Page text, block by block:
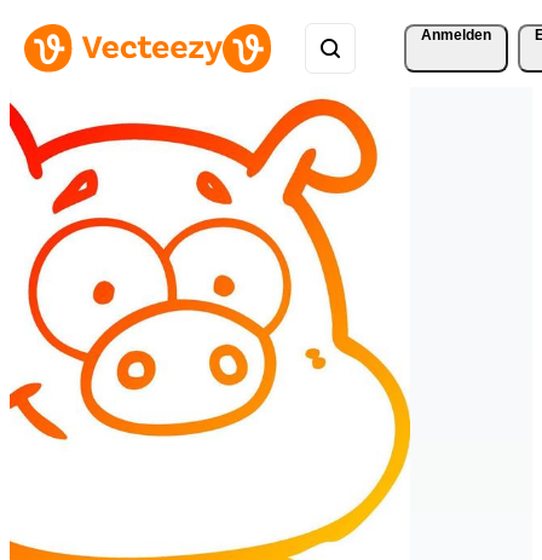
Anmelden